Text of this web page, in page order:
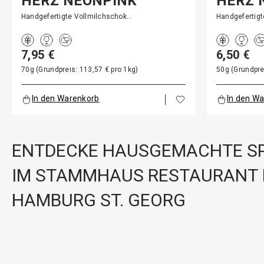
Handgefertigte Vollmilchschok…
7,95 €
70g (Grundpreis: 113,57 € pro 1kg)
In den Warenkorb
6,50 €
50g
In den
ENTDECKE HAUSGEMACHTE
IM STAMMHAUS RESTAURANT
HAMBURG ST. GEORG